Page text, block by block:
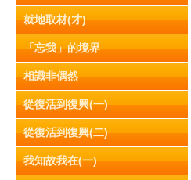
就地取材(才)
「忘我」的境界
相識非偶然
從復活到復興(一)
從復活到復興(二)
我知故我在(一)